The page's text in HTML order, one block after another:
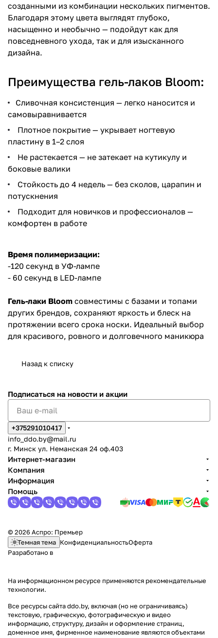
созданными из комбинации нескольких пигментов.
Благодаря этому цвета выглядят глубоко,
насыщенно и необычно — подойдут как для
повседневного ухода, так и для изысканного
дизайна.
Преимущества гель-лаков Bloom:
Сливочная консистенция — легко наносится и
самовыравнивается
Плотное покрытие — укрывает ногтевую
пластину в 1–2 слоя
Не растекается — не затекает на кутикулу и
боковые валики
Стойкость до 4 недель — без сколов, царапин и
потускнения
Подходит для новичков и профессионалов —
комфортен в работе
Время полимеризации:
-120 секунд в УФ-лампе
- 60 секунд в LED-лампе
Гель-лаки Bloom совместимы с базами и топами
других брендов, сохраняют яркость и блеск на
протяжении всего срока носки. Идеальный выбор
для красивого, ровного и долговечного маникюра
Назад к списку
Подписаться на новости и акции
+375291010417
info_ddo.by@mail.ru
г. Минск ул. Неманская 24 оф.403
Интернет-магазин
Компания
Информация
Помощь
© 2026 Аспро: Премьер
Темная тема КонфиденциальностьОферта
Разработано в
На информационном ресурсе применяются рекомендательные
технологии.
Все ресурсы сайта ddo.by, включая (но не ограничиваясь)
текстовую, графическую, фотографическую и видео
информацию, структуру, дизайн и оформление страниц,
доменное имя, фирменное наименование являются объектами